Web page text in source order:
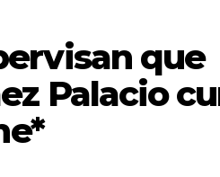
que
Palacio